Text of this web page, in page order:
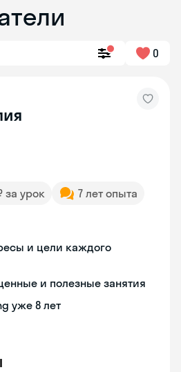
0
за урок
7 лет опыта
и цели каждого
и полезные занятия
уже 8 лет